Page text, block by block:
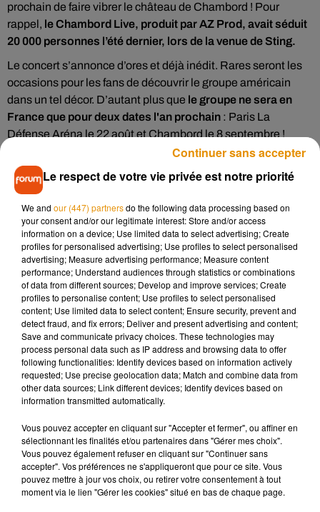
prochain de faire vibrer le château de Chambord ! Pour
rappel, le Chambord Live, produit par AZ Prod, avait séduit
20 000 personnes l’été dernier, lors de la venue de Sting.
Le concert s’annonce d’ores et déjà inédit. Rares seront les
occasions pour les fans de découvrir le groupe américain
dans un tel décor. D’autant plus que le groupe ne sera en
France que pour deux dates l'an prochain : Paris La
Défense Aréna le 22 août et Chambord le 8 septembre !
La billetterie ouvrira officiellementle jeudi 1er décembre à
10h.Mais des préventes Ticketmaster seront proposées le
mardi 29 novembre, à 10h. Côté tarifs, comptez entre 78,50€
et 133,50€ la place.
Réservations :chambordlive.com-az-
prod.com,livenation.com&ticketmaster.fr/ Tel. 02 47 31 15
33 & points de vente habituels.
Musique
Pomme emprunte le décor de l’émission
« Loups Garous » pour son...
La version réécrite de « Beautiful Day »
interprétée lors des...
Le respect de votre vie privée est notre priorité
We and our (447) partnersdo the following data processing based on
your consent and/or our legitimate interest: Store and/or access
information on a device; Use limited data to select advertising; Create
profiles for personalised advertising; Use profiles to select personalised
advertising; Measure advertising performance; Measure content
performance; Understand audiences through statistics or combinations
of data from different sources; Develop and improve services; Create
profiles to personalise content; Use profiles to select personalised
content; Use limited data to select content; Ensure security, prevent and
detect fraud, and fix errors; Deliver and present advertising and content;
Save and communicate privacy choices. These technologies may
process personal data such as IP address and browsing data to offer
following functionalities: Identify devices based on information actively
requested; Use precise geolocation data; Match and combine data from
other data sources; Link different devices; Identify devices based on
information transmitted automatically.
Vous pouvez accepter en cliquant sur "Accepter et fermer", ou affiner en
sélectionnant les finalités et/ou partenaires dans "Gérer mes choix".
Vous pouvez également refuser en cliquant sur "Continuer sans
accepter". Vos préférences ne s'appliqueront que pour ce site. Vous
pouvez mettre à jour vos choix, ou retirer votre consentement à tout
moment via le lien "Gérer les cookies" situé en bas de chaque page.
Continuer sans accepter